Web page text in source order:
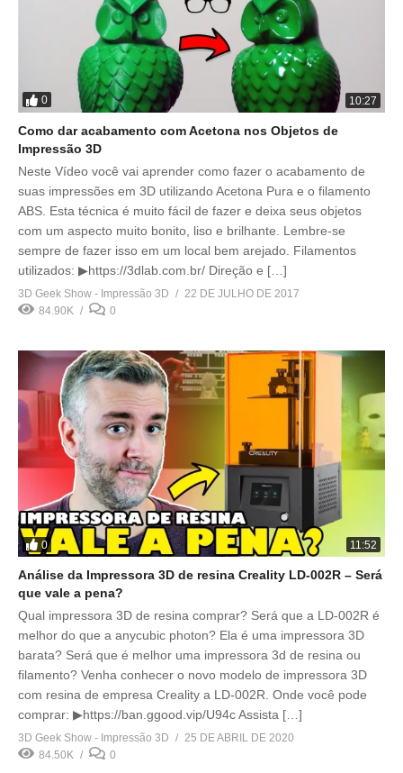
0 10:27
Como dar acabamento com Acetona nos Objetos de
Impressão 3D
Neste Vídeo você vai aprender como fazer o acabamento de
suas impressões em 3D utilizando Acetona Pura e o filamento
ABS. Esta técnica é muito fácil de fazer e deixa seus objetos
com um aspecto muito bonito, liso e brilhante. Lembre-se
sempre de fazer isso em um local bem arejado. Filamentos
utilizados: ▶https://3dlab.com.br/ Direção e […]
3D Geek Show - Impressão 3D
22 DE JULHO DE 2017
84.90K
0
0 11:52
Análise da Impressora 3D de resina Creality LD-002R – Será
que vale a pena?
Qual impressora 3D de resina comprar? Será que a LD-002R é
melhor do que a anycubic photon? Ela é uma impressora 3D
barata? Será que é melhor uma impressora 3d de resina ou
filamento? Venha conhecer o novo modelo de impressora 3D
com resina de empresa Creality a LD-002R. Onde você pode
comprar: ▶https://ban.ggood.vip/U94c Assista […]
3D Geek Show - Impressão 3D
25 DE ABRIL DE 2020
84.50K
0